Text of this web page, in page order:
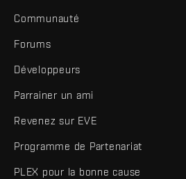
Communauté
Forums
Développeurs
Parrainer un ami
Revenez sur EVE
Programme de Partenariat
PLEX pour la bonne cause